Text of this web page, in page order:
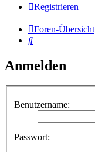
Registrieren
Foren-Übersicht
Suche
Anmelden
Benutzername:
Passwort: